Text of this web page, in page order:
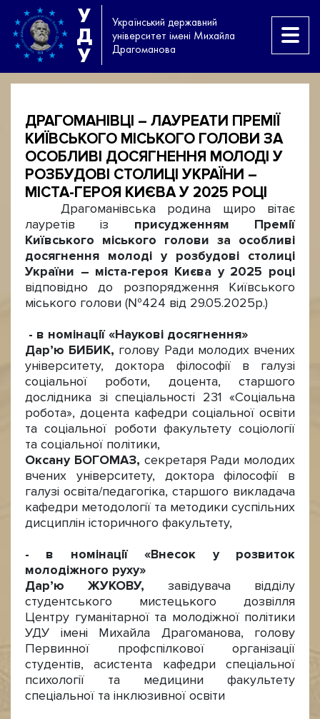
У
Д
У
Український державний
університет імені Михайла
Драгоманова
ДРАГОМАНІВЦІ – ЛАУРЕАТИ ПРЕМІЇ
КИЇВСЬКОГО МІСЬКОГО ГОЛОВИ ЗА
ОСОБЛИВІ ДОСЯГНЕННЯ МОЛОДІ У
РОЗБУДОВІ СТОЛИЦІ УКРАЇНИ –
МІСТА-ГЕРОЯ КИЄВА У 2025 РОЦІ
Драгоманівська родина щиро вітає
лауретів із присудженням
Премії
Київського
міського голови за
особливі
досягнення
молоді у розбудові
столиці
України – міста-героя Києва у2025 році
відповідно до розпорядження Київського
міського голови (№424 від 29.05.2025р.)
- в номінації «Наукові досягнення»
Дар’ю БИБИК, голову Ради молодих вчених
університету, доктора філософії в галузі
соціальної роботи, доцента, старшого
дослідника зі спеціальності 231 «Соціальна
робота», доцента кафедри соціальної освіти
та соціальної роботи факультету соціології
та соціальної політики,
Оксану БОГОМАЗ, секретаря Ради молодих
вчених університету, доктора філософії в
галузі освіта/педагогіка, старшого викладача
кафедри методології та методики суспільних
дисциплін історичного факультету,
- в номінації «Внесок у розвиток
молодіжного руху»
Дар’ю ЖУКОВУ, завідувача відділу
студентського мистецького дозвілля
Центру гуманітарної та молодіжної політики
УДУ імені Михайла Драгоманова, голову
Первинної профспілкової організації
студентів, асистента кафедри спеціальної
психології та медицини факультету
спеціальної та інклюзивної освіти